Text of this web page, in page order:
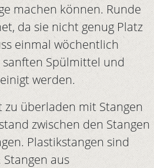
machen können. Runde
da sie nicht genug Platz
einmal wöchentlich
Spülmittel und
werden.
zu überladen mit Stangen
zwischen den Stangen
Plastikstangen sind
aus